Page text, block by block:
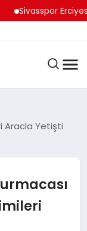
Sivasspor Erciyes
Aracla Yetişti